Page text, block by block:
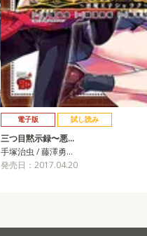
電子版 試し読み
三つ目黙示録〜悪…
手塚治虫 / 藤澤勇…
発売日：2017.04.20